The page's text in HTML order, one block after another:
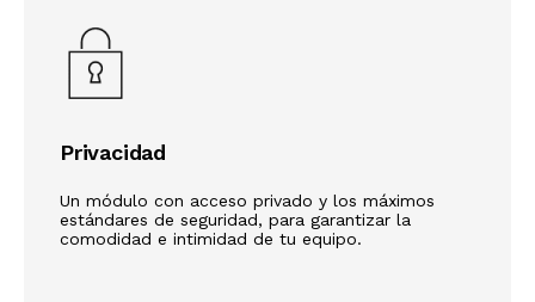
Privacidad
Un módulo con acceso privado y los máximos
estándares de seguridad, para garantizar la
comodidad e intimidad de tu equipo.